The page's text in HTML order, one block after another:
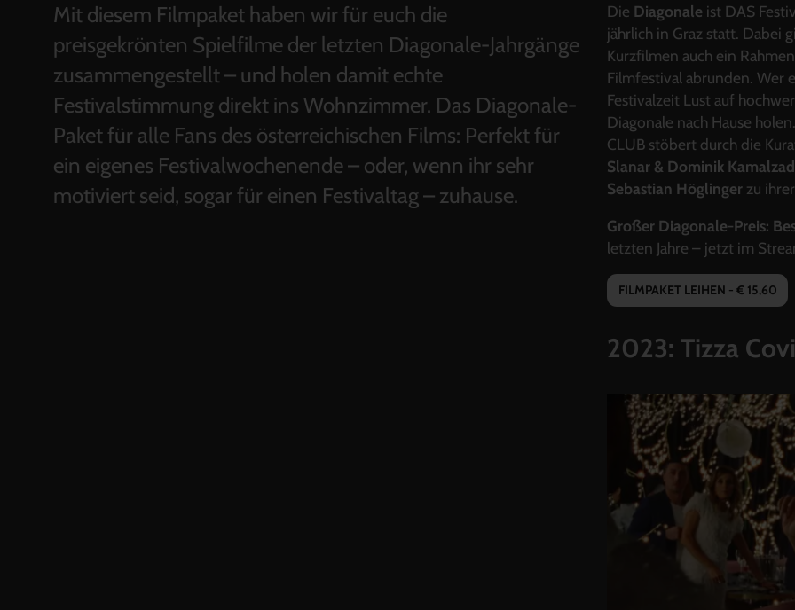
Mit diesem Filmpaket haben wir für euch die
preisgekrönten Spielfilme der letzten Diagonale-Jahrgänge
zusammengestellt – und holen damit echte
Festivalstimmung direkt ins Wohnzimmer. Das Diagonale-
Paket für alle Fans des österreichischen Films: Perfekt für
ein eigenes Festivalwochenende – oder, wenn ihr sehr
motiviert seid, sogar für einen Festivaltag – zuhause.
Die Diagonale ist DAS
jährlich in Graz statt. Dabei
Kurzfilmen auch ein
Filmfestival abrunden. Wer
Festivalzeit Lust auf
Diagonale nach Hause
CLUB stöbert durch die
Slanar & Dominik
Sebastian Höglinger zu
Großer Diagonale-Preis:
letzten Jahre – jetzt im
FILMPAKET LEIHEN - € 15,60
2023: Tizza